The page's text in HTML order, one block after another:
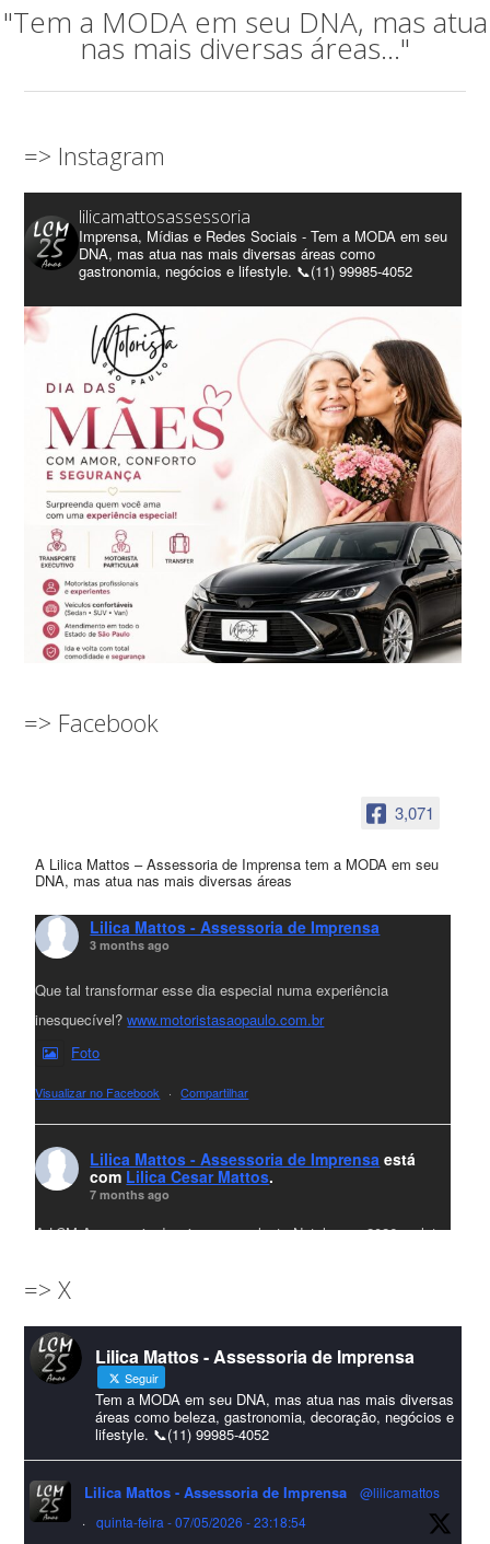
"Tem a MODA em seu DNA, mas atua
nas mais diversas áreas..."
=> Instagram
lilicamattosassessoria
Imprensa, Mídias e Redes Sociais - Tem a MODA em seu
DNA, mas atua nas mais diversas áreas como
gastronomia, negócios e lifestyle. 📞(11) 99985-4052
=> Facebook
3,071
A Lilica Mattos – Assessoria de Imprensa tem a MODA em seu
DNA, mas atua nas mais diversas áreas
Lilica Mattos - Assessoria de Imprensa
3 months ago
Que tal transformar esse dia especial numa experiência
inesquecível?www.motoristasaopaulo.com.br
Foto
Visualizar no Facebook · Compartilhar
Lilica Mattos - Assessoria de Imprensa está
com Lilica Cesar Mattos.
7 months ago
A LCM Assessoria deseja um excelente Natal e um 2026 repleto
amigos que sempre nos acompanham!🎄✨🥂❤️
#lcmassessoriassessoria#natal #merrychristmas #felizanonovo
#HappyNewYear
Foto
Visualizar no Facebook · Compartilhar
Lilica Mattos - Assessoria de Imprensa
9 months ago
=> X
Lilica Mattos - Assessoria de Imprensa
Seguir
Tem a MODA em seu DNA, mas atua nas mais diversas
áreas como beleza, gastronomia, decoração, negócios e
lifestyle. 📞(11) 99985-4052
Lilica Mattos - Assessoria de Imprensa
@lilicamattos
·
quinta-feira - 07/05/2026 - 23:18:54